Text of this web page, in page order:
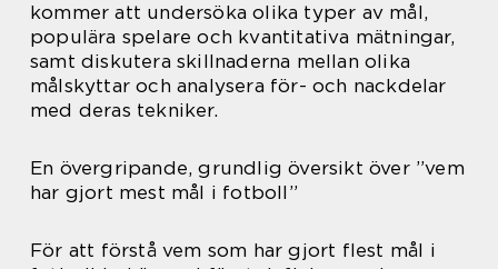
kommer att undersöka olika typer av mål,
populära spelare och kvantitativa mätningar,
samt diskutera skillnaderna mellan olika
målskyttar och analysera för- och nackdelar
med deras tekniker.
En övergripande, grundlig översikt över ”vem
har gjort mest mål i fotboll”
För att förstå vem som har gjort flest mål i